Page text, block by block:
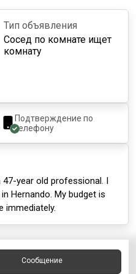
Тип объявления
Сосед по комнате ищет
комнату
Подтверждение по
телефону
47-year old professional. I
Hernando. My budget is
immediately.
Сообщение